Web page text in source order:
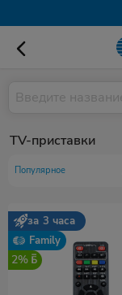
TV-приставки
Популярное
за 3 часа
Family
2%